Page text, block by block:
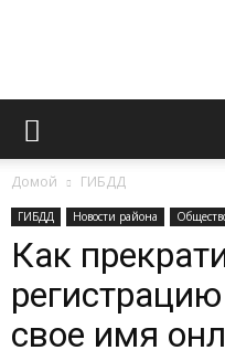
Домой ГИБДД
ГИБДД Новости района
Как
свое имя